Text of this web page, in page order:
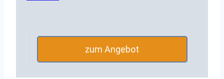
zum Angebot